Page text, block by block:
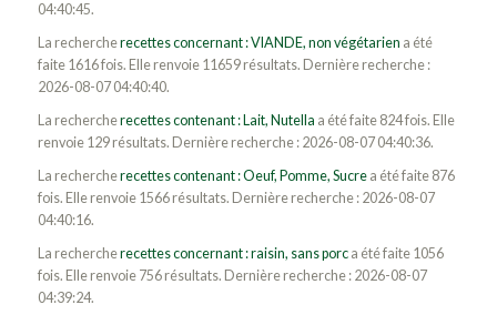
04:40:45.
La rechercherecettes concernant : VIANDE, non végétarien a été
faite 1616 fois. Elle renvoie 11659 résultats. Dernière recherche :
2026-08-07 04:40:40.
La rechercherecettes contenant : Lait, Nutella a été faite 824 fois. Elle
renvoie 129 résultats. Dernière recherche : 2026-08-07 04:40:36.
La rechercherecettes contenant : Oeuf, Pomme, Sucrea été faite 876
fois. Elle renvoie 1566 résultats. Dernière recherche : 2026-08-07
04:40:16.
La rechercherecettes concernant : raisin, sans porca été faite 1056
fois. Elle renvoie 756 résultats. Dernière recherche : 2026-08-07
04:39:24.